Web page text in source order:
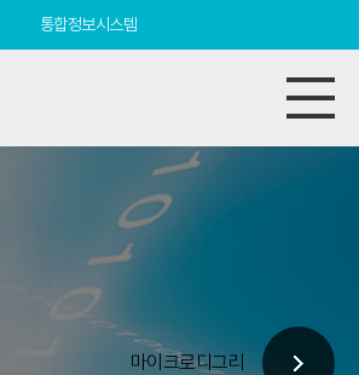
통합정보시스템
마이크로디그리